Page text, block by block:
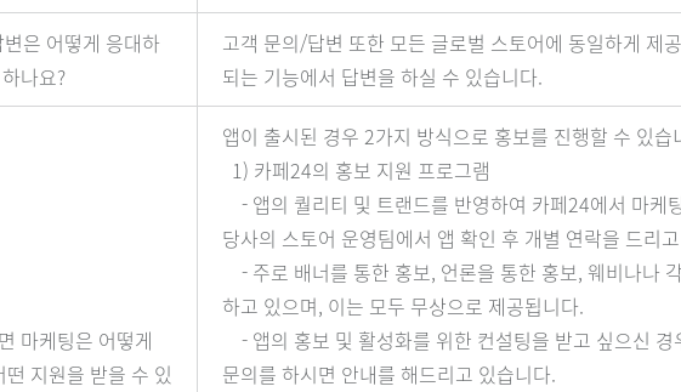
은 어떻게 응대하
나요?
고객 문의/답변 또한 모든 글로벌 스토어에 동일하게 제
되는 기능에서 답변을 하실 수 있습니다.
마케팅은 어떻게
지원을 받을 수 있
앱이 출시된 경우 2가지 방식으로 홍보를 진행할 수 있습
1) 카페24의 홍보 지원 프로그램
- 앱의 퀄리티 및 트랜드를 반영하여 카페24에서 마케
당사의 스토어 운영팀에서 앱 확인 후 개별 연락을 드리
- 주로 배너를 통한 홍보, 언론을 통한 홍보, 웨비나나
하고 있으며, 이는 모두 무상으로 제공됩니다.
- 앱의 홍보 및 활성화를 위한 컨설팅을 받고 싶으신
문의를 하시면 안내를 해드리고 있습니다.